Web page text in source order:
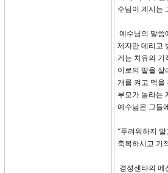
수님이 계시는
예수님의 말씀
제자만 데리고
게는 치유의 기
이로의 딸을 살
개를 켜고 먹을
부모가 놀라는
예수님은 그들
“두려워하지
축복하시고 기
경성센타의 메